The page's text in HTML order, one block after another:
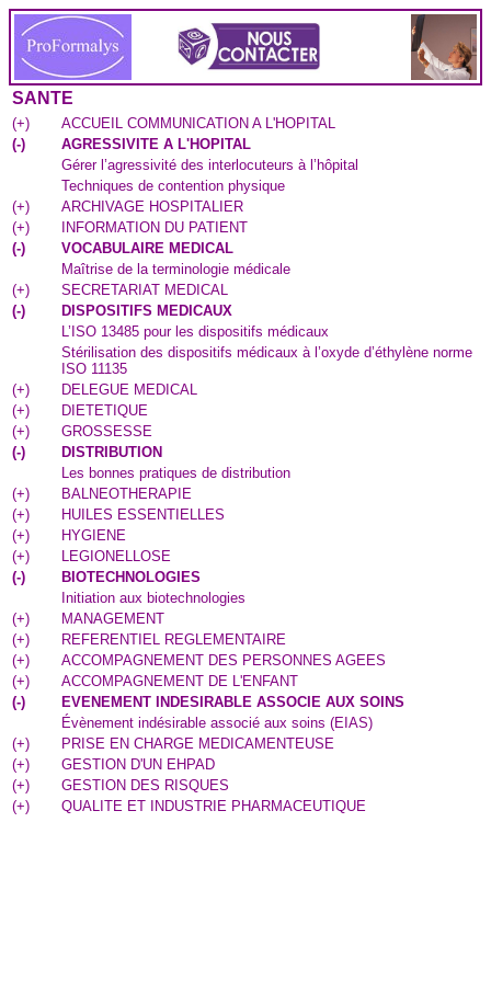
SANTE
(+)
ACCUEIL COMMUNICATION A L'HOPITAL
(-)
AGRESSIVITE A L'HOPITAL
Gérer l’agressivité des interlocuteurs à l’hôpital
Techniques de contention physique
(+)
ARCHIVAGE HOSPITALIER
(+)
INFORMATION DU PATIENT
(-)
VOCABULAIRE MEDICAL
Maîtrise de la terminologie médicale
(+)
SECRETARIAT MEDICAL
(-)
DISPOSITIFS MEDICAUX
L’ISO 13485 pour les dispositifs médicaux
Stérilisation des dispositifs médicaux à l’oxyde d’éthylène norme
ISO 11135
(+)
DELEGUE MEDICAL
(+)
DIETETIQUE
(+)
GROSSESSE
(-)
DISTRIBUTION
Les bonnes pratiques de distribution
(+)
BALNEOTHERAPIE
(+)
HUILES ESSENTIELLES
(+)
HYGIENE
(+)
LEGIONELLOSE
(-)
BIOTECHNOLOGIES
Initiation aux biotechnologies
(+)
MANAGEMENT
(+)
REFERENTIEL REGLEMENTAIRE
(+)
ACCOMPAGNEMENT DES PERSONNES AGEES
(+)
ACCOMPAGNEMENT DE L'ENFANT
(-)
EVENEMENT INDESIRABLE ASSOCIE AUX SOINS
Évènement indésirable associé aux soins (EIAS)
(+)
PRISE EN CHARGE MEDICAMENTEUSE
(+)
GESTION D'UN EHPAD
(+)
GESTION DES RISQUES
(+) QUALITE ET INDUSTRIE PHARMACEUTIQUE